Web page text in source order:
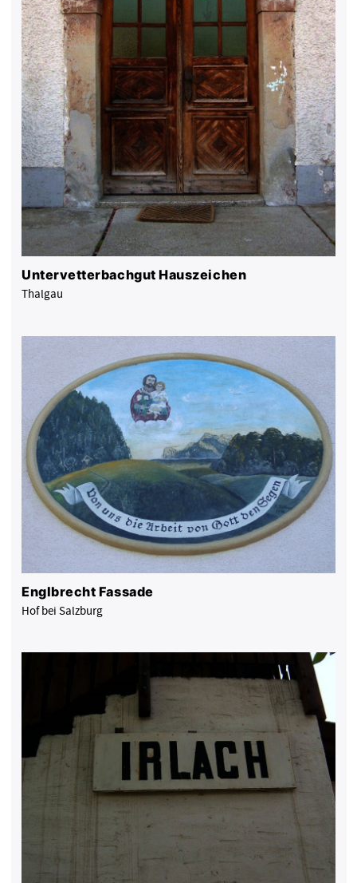
Untervetterbachgut Hauszeichen
Thalgau
Englbrecht Fassade
Hof bei Salzburg